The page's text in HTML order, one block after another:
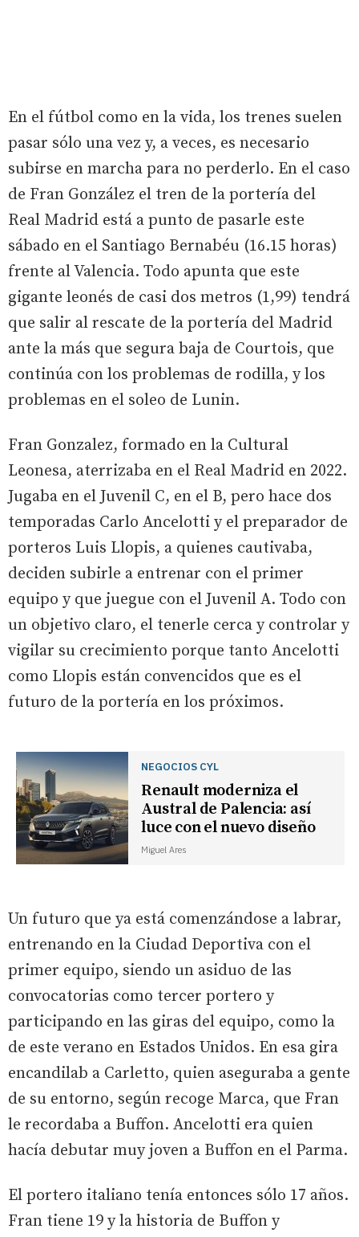
En el fútbol como en la vida, los trenes suelen
pasar sólo una vez y, a veces, es necesario
subirse en marcha para no perderlo. En el caso
de Fran González el tren de la portería del
Real Madrid está a punto de pasarle este
sábado en el Santiago Bernabéu (16.15 horas)
frente al Valencia. Todo apunta que este
gigante leonés de casi dos metros (1,99) tendrá
que salir al rescate de la portería del Madrid
ante la más que segura baja de Courtois, que
continúa con los problemas de rodilla, y los
problemas en el soleo de Lunin.
Fran Gonzalez, formado en la Cultural
Leonesa, aterrizaba en el Real Madrid en 2022.
Jugaba en el Juvenil C, en el B, pero hace dos
temporadas Carlo Ancelotti y el preparador de
porteros Luis Llopis, a quienes cautivaba,
deciden subirle a entrenar con el primer
equipo y que juegue con el Juvenil A. Todo con
un objetivo claro, el tenerle cerca y controlar y
vigilar su crecimiento porque tanto Ancelotti
como Llopis están convencidos que es el
futuro de la portería en los próximos.
NEGOCIOS CYL
Renault moderniza el
Austral de Palencia: así
luce con el nuevo diseño
Miguel Ares
Un futuro que ya está comenzándose a labrar,
entrenando en la Ciudad Deportiva con el
primer equipo, siendo un asiduo de las
convocatorias como tercer portero y
participando en las giras del equipo, como la
de este verano en Estados Unidos. En esa gira
encandilab a Carletto, quien aseguraba a gente
de su entorno, según recoge Marca, que Fran
le recordaba a Buffon. Ancelotti era quien
hacía debutar muy joven a Buffon en el Parma.
El portero italiano tenía entonces sólo 17 años.
Fran tiene 19 y la historia de Buffon y